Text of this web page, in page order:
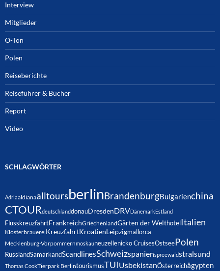
Interview
Mitglieder
O-Ton
Polen
Reiseberichte
Reiseführer & Bücher
Report
Video
SCHLAGWÖRTER
AdriaaldianaalltoursberlinBrandenburgBulgarienchina
CTOURdeutschlanddonauDresdenDRVDänemarkEstland
FlusskreuzfahrtFrankreichGriechenlandGärten der Welthotel Italien
KlosterbrauereiKreuzfahrtKroatienLeipzigmallorca
Mecklenburg-Vorpommernmoskauneuzellenicko CruisesOstseePolen
RusslandSamarkandScandlinesSchweizspanienspreewaldstralsund
Thomas CookTierpark BerlintourismusTUIUsbekistanÖsterreichägypten